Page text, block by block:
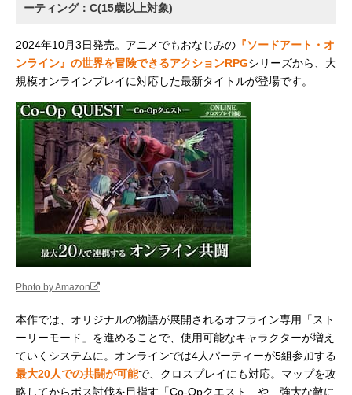
ーティング：C(15歳以上対象)
2024年10月3日発売。アニメでもおなじみの 『ソードアート・オ
ンライン』の世界を冒険できるアクションRPGシリーズから、大
規模オンラインプレイに対応した最新タイトルが登場です。
Photo by Amazon
本作では、オリジナルの物語が展開されるオフライン専用「スト
ーリーモード」を進めることで、使用可能なキャラクターが増え
ていくシステムに。オンラインでは4人パーティーが5組参加する
最大20人での共闘が可能で、クロスプレイにも対応。マップを攻
略してからボス討伐を目指す「Co-Opクエスト」や、強大な敵に